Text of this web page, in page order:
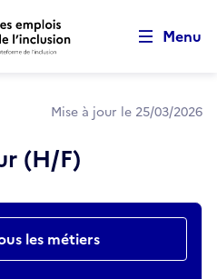
contenu principal
Menu
Mise à jour le 25/03/2026
(H/F)
les métiers